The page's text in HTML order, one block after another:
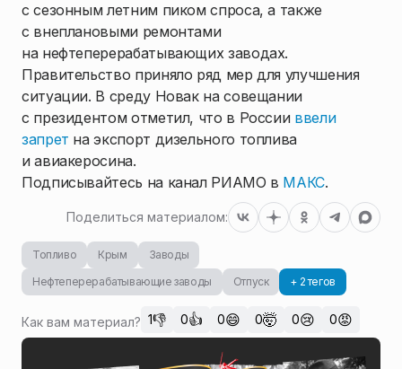
с сезонным летним пиком спроса, а также
с внеплановыми ремонтами
на нефтеперерабатывающих заводах.
Правительство приняло ряд мер для улучшения
ситуации. В среду Новак на совещании
с президентом отметил, что в России ввели
запрет на экспорт дизельного топлива
и авиакеросина.
Подписывайтесь на канал РИАМО в МАКС.
Поделиться материалом:
Топливо Крым
Заводы
Нефтеперерабатывающие заводы
Отпуск + 2 тегов
Как вам материал? 1👎 0👍 0😄 0🤯 0😢 0😡